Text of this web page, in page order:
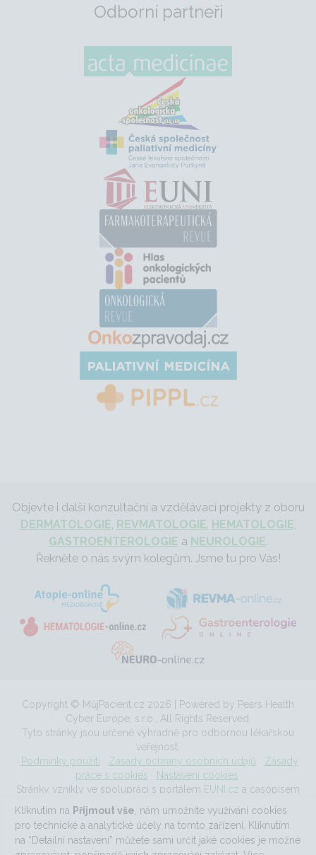
Odborní partneři
Objevte i další konzultační a vzdělávací projekty z oboru
DERMATOLOGIE REVMATOLOGIE HEMATOLOGIE
GASTROENTEROLOGIE a NEUROLOGIE.
Řekněte o nás svým kolegům. Jsme tu pro Vás!
Copyright © MůjPacient.cz 2026 | Powered by Pears Health
Cyber Europe, s.r.o., All Rights Reserved.
Tyto stránky jsou určené výhradně pro odbornou lékařskou
veřejnost.
Podmínky použití
Zásady ochrany osobních údajů
Zásady
práce s cookies
Nastavení cookies
Stránky vznikly ve spolupráci s portálem EUNI.cz a časopisem
MůjPacient.cz ISSN 1803-9200 | Kontaktní informace:
monika.svobodova@mujpacient.cz
Kliknutím na Přijmout vše , nám umožníte využívání cookies
pro technické a analytické účely na tomto zařízení. Kliknutím
na “Detailní nastavení” můžete sami určit jaké cookies je možné